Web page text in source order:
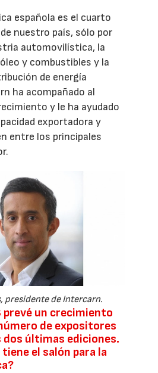
española es el cuarto
nuestro país, sólo por
automovilística, la
y combustibles y la
de energía
ha acompañado al
y le ha ayudado
exportadora y
entre los principales
presidente de Intercarn.
un crecimiento
de expositores
dos últimas ediciones.
el salón para la